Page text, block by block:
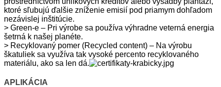
ktoré sľubujú ďalšie zníženie emisií pod priamym dohľadom
nezávislej inštitúcie.
> Green-e – Pri výrobe sa používa výhradne veterná energia
šetrná k našej planéte.
> Recyklovaný pomer (Recycled content) – Na výrobu
škatuliek sa využíva tak vysoké percento recyklovaného
materiálu, ako sa len dá.
APLIKÁCIA